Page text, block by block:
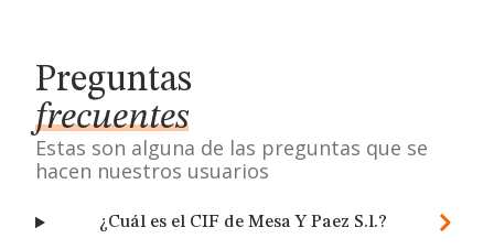
Preguntas
frecuentes
Estas son alguna de las preguntas que se
hacen nuestros usuarios
¿Cuál es el CIF de Mesa Y Paez S.l.?